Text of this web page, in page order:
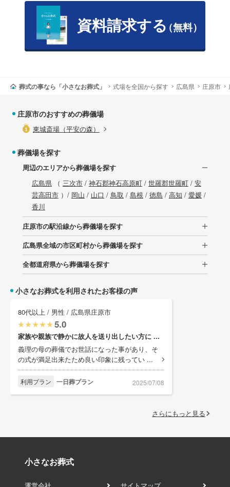
資料請求する（無料）
葬式の事なら「小さなお葬式」 式場を全国から探す 広島県 庄原市
庄原市のおすすめの葬儀場
東城斎場（平安の森）
葬儀場を探す
周辺のエリアから葬儀場を探す
広島県（ 三次市/ 神石郡神石高原町/ 世羅郡世羅町/ 安
芸高田市）/ 岡山 / 山口 / 鳥取 / 島根 / 徳島 / 高知 / 愛媛/
香川
庄原市の駅沿線から葬儀場を探す
広島県全域の市区町村から葬儀場を探す
全都道府県から葬儀場を探す
小さなお葬式を利用されたお客様の声
80代以上 / 男性 / 広島県庄原市
5.0
家族や親族で静かに故人を送り出したい方に ...
義理の母の葬儀でお世話になった事があり、そ
の式が満足出来たため良い印象に残ってい ...
利用プラン 一日葬プラン 2025/07/08
さらにもっと見る
小さなお葬式